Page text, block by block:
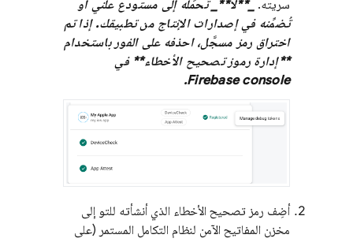
سريته. _**لا**_ تُحمِّله إلى مستودع علني أو
تُضمِّنه في إصدارات الإنتاج من تطبيقك. إذا تم
اختراق رمز مسجَّل، احذفه على الفور باستخدام
**إدارة رموز تصحيح الأخطاء** في
Firebaseconsole.
أضِف رمز تصحيح الأخطاء الذي أنشأته للتو إلى
مخزن المفاتيح الآمن لنظام التكامل المستمر (على